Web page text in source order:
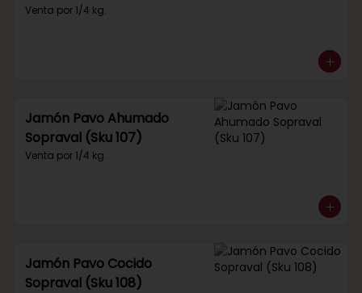
Venta por 1/4 kg.
Jamón Pavo Ahumado
Sopraval (Sku 107)
Venta por 1/4 kg.
Jamón Pavo Cocido
Sopraval (Sku 108)